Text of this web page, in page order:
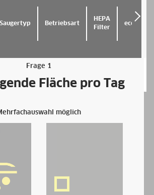
Saugertyp Betriebsart
HEPA
Filter
Frage 1
Fläche pro Tag
möglich
(1)